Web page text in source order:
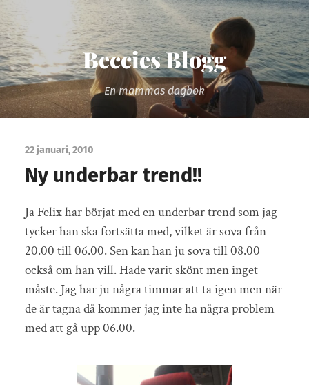
Beccies Blogg
En mammas dagbok
22 januari, 2010
Ny underbar trend!!
Ja Felix har börjat med en underbar trend som jag
tycker han ska fortsätta med, vilket är sova från
20.00 till 06.00. Sen kan han ju sova till 08.00
också om han vill. Hade varit skönt men inget
måste. Jag har ju några timmar att ta igen men när
de är tagna då kommer jag inte ha några problem
med att gå upp 06.00.